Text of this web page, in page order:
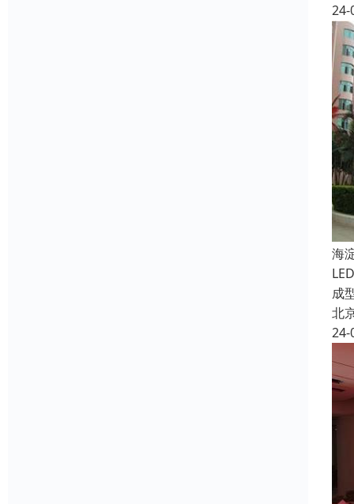
24-
海
成
北
24-